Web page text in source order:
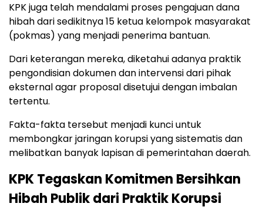
KPK juga telah mendalami proses pengajuan dana
hibah dari sedikitnya 15 ketua kelompok masyarakat
(pokmas) yang menjadi penerima bantuan.
Dari keterangan mereka, diketahui adanya praktik
pengondisian dokumen dan intervensi dari pihak
eksternal agar proposal disetujui dengan imbalan
tertentu.
Fakta-fakta tersebut menjadi kunci untuk
membongkar jaringan korupsi yang sistematis dan
melibatkan banyak lapisan di pemerintahan daerah.
KPK Tegaskan Komitmen Bersihkan
Hibah Publik dari Praktik Korupsi